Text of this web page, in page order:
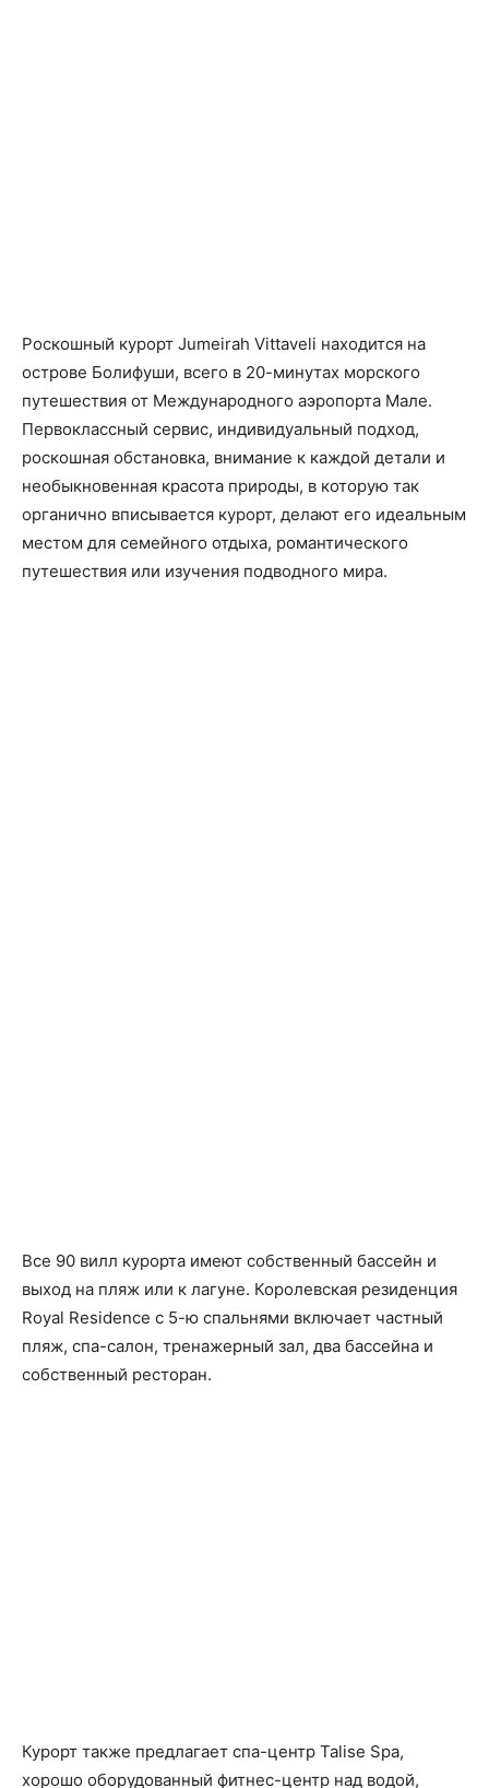
Роскошный курорт Jumeirah Vittaveli находится на
острове Болифуши, всего в 20-минутах морского
путешествия от Международного аэропорта Мале.
Первоклассный сервис, индивидуальный подход,
роскошная обстановка, внимание к каждой детали и
необыкновенная красота природы, в которую так
органично вписывается курорт, делают его идеальным
местом для семейного отдыха, романтического
путешествия или изучения подводного мира.
Все 90 вилл курорта имеют собственный бассейн и
выход на пляж или к лагуне. Королевская резиденция
Royal Residence с 5-ю спальнями включает частный
пляж, спа-салон, тренажерный зал, два бассейна и
собственный ресторан.
Курорт также предлагает спа-центр Talise Spa,
хорошо оборудованный фитнес-центр над водой,